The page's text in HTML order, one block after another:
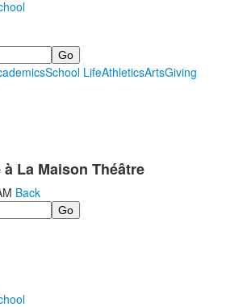
School LifeAthleticsArtsGiving
à La Maison Théâtre
Back